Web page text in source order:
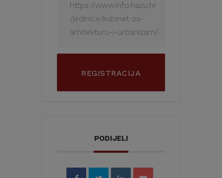
https://www.info.hazu.hr
/jedinice/kabinet-za-
arhitekturu-i-urbanizam/
REGISTRACIJA
PODIJELI